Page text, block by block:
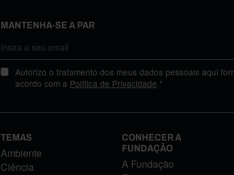
MANTENHA-SE A PAR
Autorizo o tratamento dos meus dados pessoais aqui
acordo com a Política de Privacidade.*
TEMAS
Ambiente
Ciência
CONHECER A
FUNDAÇÃO
A Fundação